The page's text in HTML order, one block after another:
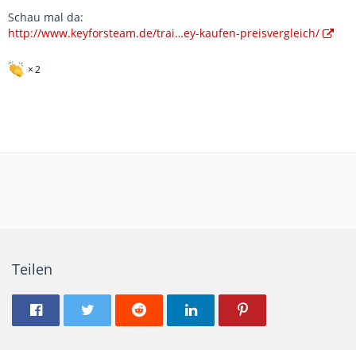
Schau mal da:
http://www.keyforsteam.de/trai…ey-kaufen-preisvergleich/
2
Teilen